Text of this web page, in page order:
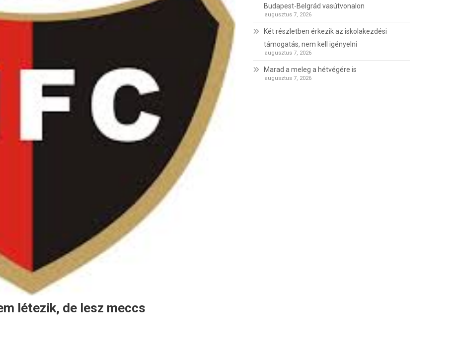
létezik, de lesz meccs
Budapest-Belgrád vasútvonalon
augusztus 7, 2026
Két részletben érkezik az iskolakezdési
támogatás, nem kell igényelni
augusztus 7, 2026
Marad a meleg a hétvégére is
augusztus 7, 2026